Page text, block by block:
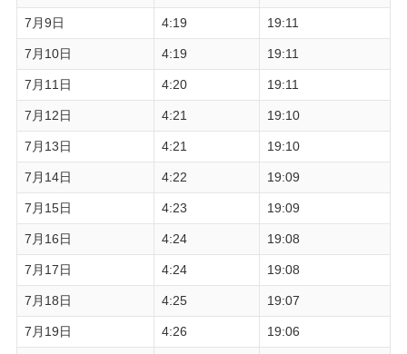
7月9日 4:19 19:11
7月10日 4:19 19:11
7月11日 4:20 19:11
7月12日 4:21 19:10
7月13日 4:21 19:10
7月14日 4:22 19:09
7月15日 4:23 19:09
7月16日 4:24 19:08
7月17日 4:24 19:08
7月18日 4:25 19:07
7月19日 4:26 19:06